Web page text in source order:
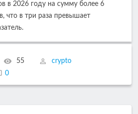
в 2026 году на сумму более 6
что в три раза превышает
55
crypto
0